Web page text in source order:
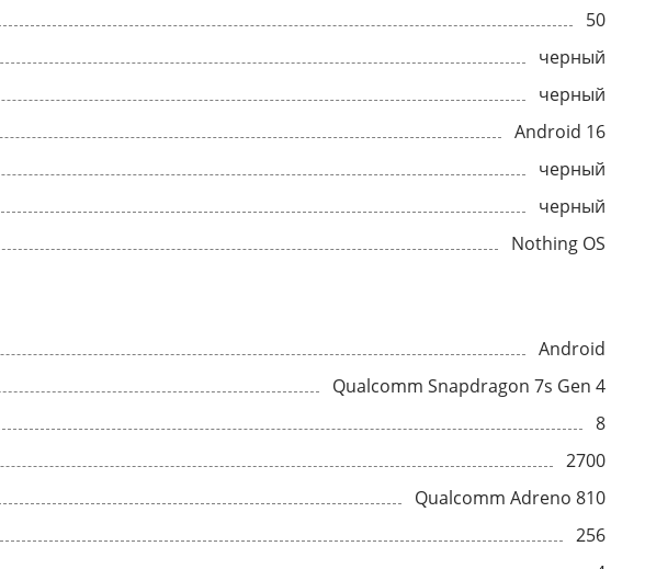
50
черный
черный
Android 16
черный
черный
Nothing OS
Android
Qualcomm Snapdragon 7s Gen 4
8
2700
Qualcomm Adreno 810
256